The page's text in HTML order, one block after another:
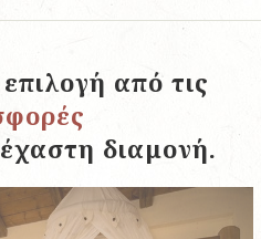
από τις
διαμονή.